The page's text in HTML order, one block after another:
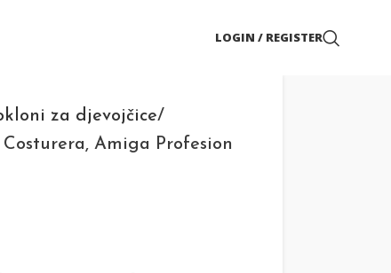
LOGIN / REGISTER
za djevojčice
Amiga Profesion